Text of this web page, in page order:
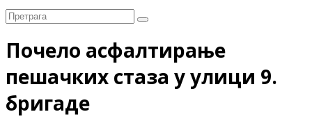
Почело асфалтирање
пешачких стаза у улици 9.
бригаде